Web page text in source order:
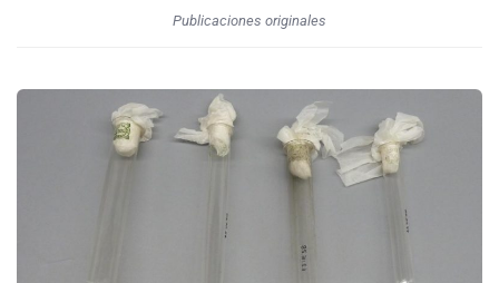
Publicaciones originales